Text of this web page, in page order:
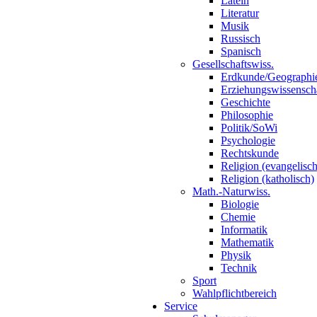
Literatur
Musik
Russisch
Spanisch
Gesellschaftswiss.
Erdkunde/
Geschichte
Philosophie
Politik/SoWi
Psychologie
Rechtskunde
Religion
Religion (katholisch)
Math.-Naturwiss.
Biologie
Chemie
Informatik
Mathematik
Physik
Technik
Sport
Wahlpflichtbereich
Service